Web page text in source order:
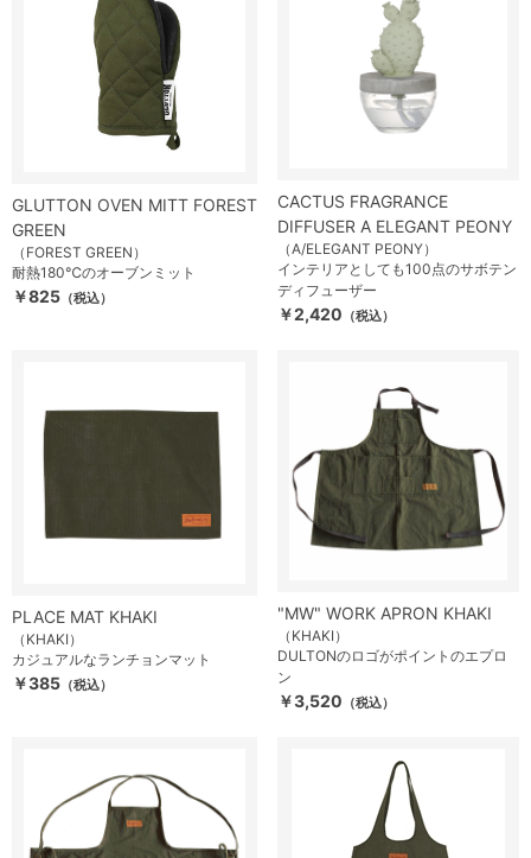
GLUTTON OVEN MITT FOREST
GREEN
（FOREST GREEN）
耐熱180℃のオーブンミット
￥825 （税込）
CACTUS FRAGRANCE
DIFFUSER A ELEGANT PEONY
（A/ELEGANT PEONY）
インテリアとしても100点のサボテン
ディフューザー
￥2,420 （税込）
PLACE MAT KHAKI
（KHAKI）
カジュアルなランチョンマット
￥385 （税込）
"MW" WORK APRON KHAKI
（KHAKI）
DULTONのロゴがポイントのエプロ
ン
￥3,520 （税込）